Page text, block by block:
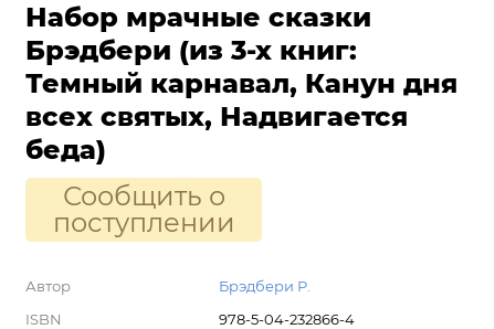
Набор мрачные сказки
Брэдбери (из 3-х книг:
Темный карнавал, Канун дня
всех святых, Надвигается
беда)
Сообщить о
поступлении
Автор
Брэдбери Р.
ISBN
978-5-04-232866-4